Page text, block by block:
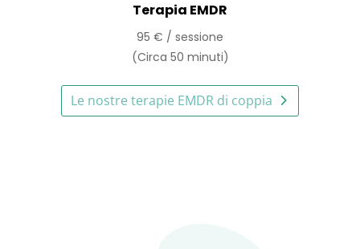
Terapia EMDR
95 € / sessione
(Circa 50 minuti)
Le nostre terapie EMDR di coppia